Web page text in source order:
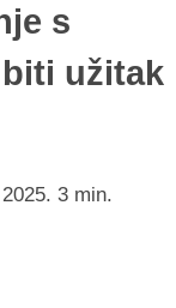
s
užitak
3 min.